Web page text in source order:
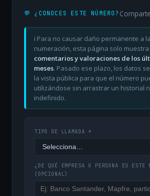
💬 ¿CONOCES ESTE NÚMERO?
ℹ️ Para no causar daño permanente a la
numeración, esta página solo muestra
comentarios y valoraciones de los
meses. Pasado ese plazo, los datos
la vista pública para que el número
utilizándose sin arrastrar un historial
indefinido.
TIPO DE LLAMADA *
¿DE QUÉ EMPRESA O PERSONA ES ESTE
(OPCIONAL)